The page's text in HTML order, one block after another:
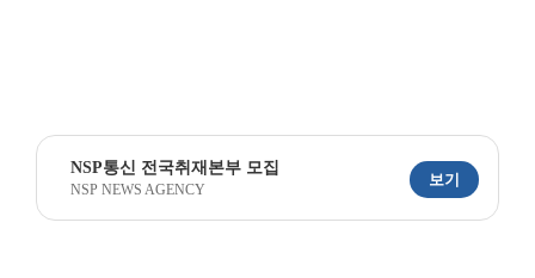
NSP통신 전국취재본부 모집
NSP NEWS AGENCY
보기